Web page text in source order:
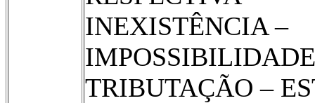
INEXISTÊNCIA –
TRIBUTAÇÃO –